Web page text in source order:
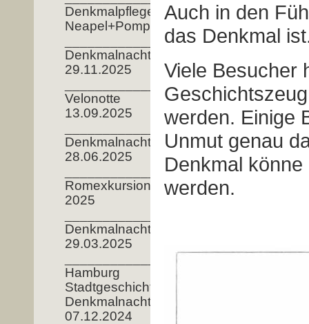
Denkmalpflege
Neapel+Pompeji
__________________
Denkmalnacht
29.11.2025
__________________
Velonotte
13.09.2025
______________________
Denkmalnacht
28.06.2025
__________________
Romexkursion
2025
Denkmalnacht
29.03.2025
__________________
Hamburg
Stadtgeschichte__________
Denkmalnacht
07.12.2024
Auch in den
das Denkmal
Viele Besucher
werden. Einige
Unmut genau
Denkmal
werden.